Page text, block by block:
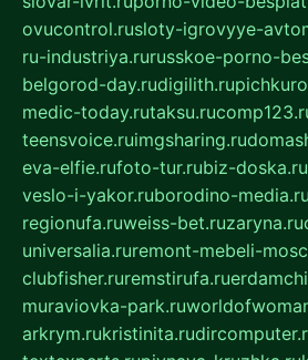
ovucontrol.rusloty-igrovyye-
ru-industriya.rurusskoe-porno-
belgorod-day.rudigilith.ru
medic-today.rutaksu.ru
teensvoice.ruimgsharing.ru
eva-elfie.rufoto-tur.rubiz-doska.ru
veslo-i-yakor.ruborodino-media.ru
regionufa.ruweiss-bet.ruzaryna.ru
universalia.ruremont-mebeli-
clubfisher.ruremstirufa.ru
muraviovka-park.ru
arkrym.rukristinita.ru